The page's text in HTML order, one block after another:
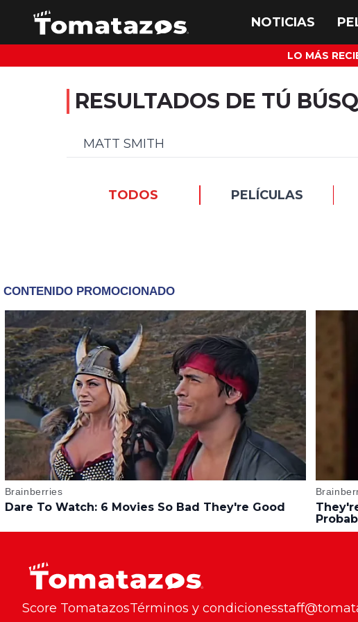
LO MÁS
RESULTADOS DE TÚ
TODOS PELÍCULAS
Score TomatazosTérminos y condiciones